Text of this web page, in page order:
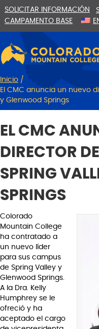
al
contenido
la
navegación
SOLICITAR INFORMACIÓN
CAMPAMENTO BASE
Inicio /
El CMC anuncia un nuevo
y Glenwood Springs
EL CMC
DIRECTOR
SPRING
SPRINGS
Colorado
Mountain College
ha contratado a
un nuevo líder
para sus campus
de Spring Valley y
Glenwood Springs.
A la Dra. Kelly
Humphrey se le
ofreció y ha
aceptado el cargo